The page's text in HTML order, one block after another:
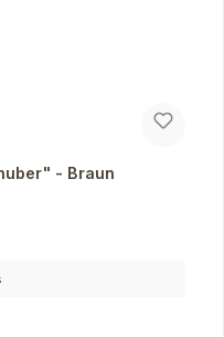
- Braun